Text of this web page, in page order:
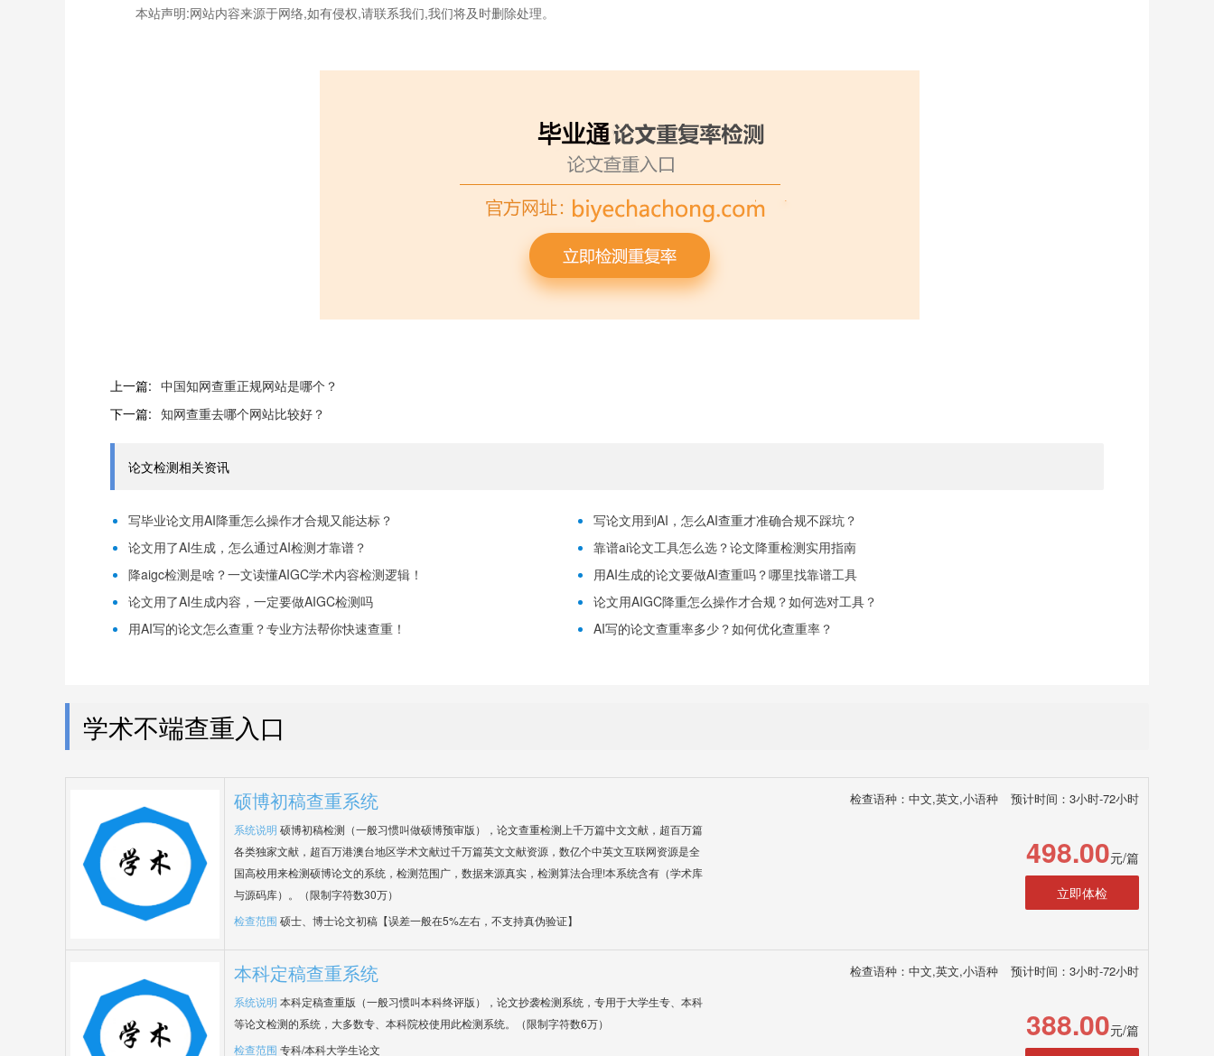
本站声明:网站内容来源于网络,如有侵权,请联系我们,我们将及时删除处理。
上一篇: 中国知网查重正规网站是哪个？
下一篇: 知网查重去哪个网站比较好？
论文检测相关资讯
写毕业论文用AI降重怎么操作才合规又能达标？
写论文用到AI，怎么AI查重才准确合规不踩坑？
论文用了AI生成，怎么通过AI检测才靠谱？
靠谱ai论文工具怎么选？论文降重检测实用指南
降aigc检测是啥？一文读懂AIGC学术内容检测逻辑！
用AI生成的论文要做AI查重吗？哪里找靠谱工具
论文用了AI生成内容，一定要做AIGC检测吗
论文用AIGC降重怎么操作才合规？如何选对工具？
用AI写的论文怎么查重？专业方法帮你快速查重！
AI写的论文查重率多少？如何优化查重率？
学术不端查重入口
硕博初稿查重系统 检查语种：中文,英文,小语种 预计时间：3小时-72小时
系统说明 硕博初稿检测（一般习惯叫做硕博预审版），论文查重检测上千万篇中文文献，超百万篇
各类独家文献，超百万港澳台地区学术文献过千万篇英文文献资源，数亿个中英文互联网资源是全
国高校用来检测硕博论文的系统，检测范围广，数据来源真实，检测算法合理!本系统含有（学术库
与源码库）。（限制字符数30万）
检查范围 硕士、博士论文初稿【误差一般在5%左右，不支持真伪验证】
498.00元/篇
立即体检
本科定稿查重系统 检查语种：中文,英文,小语种 预计时间：3小时-72小时
系统说明 本科定稿查重版（一般习惯叫本科终评版），论文抄袭检测系统，专用于大学生专、本科
等论文检测的系统，大多数专、本科院校使用此检测系统。（限制字符数6万）
检查范围 专科/本科大学生论文
388.00元/篇